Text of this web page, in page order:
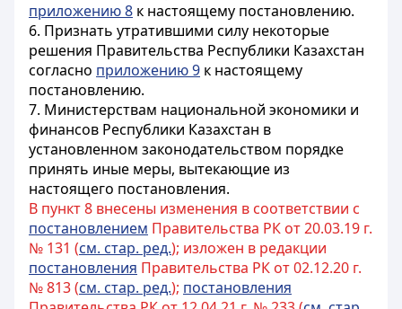
приложению 8 к настоящему постановлению.
6. Признать утратившими силу некоторые
решения Правительства Республики Казахстан
согласно приложению 9 к настоящему
постановлению.
7. Министерствам национальной экономики и
финансов Республики Казахстан в
установленном законодательством порядке
принять иные меры, вытекающие из
настоящего постановления.
В пункт 8 внесены изменения в соответствии с
постановлением Правительства РК от 20.03.19 г.
№ 131 (см. стар. ред.); изложен в редакции
постановления Правительства РК от 02.12.20 г.
№ 813 (см. стар. ред.); постановления